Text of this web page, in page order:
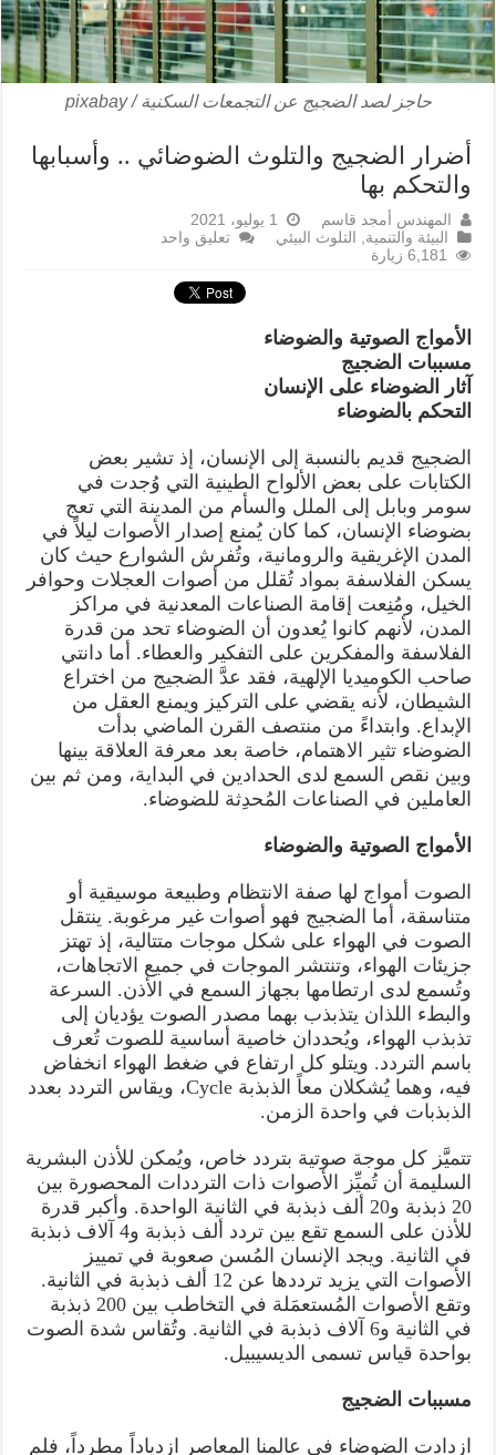
حاجز لصد الضجيج عن التجمعات السكنية / pixabay
أضرار الضجيج والتلوث الضوضائي .. وأسبابها
والتحكم بها
المهندس أمجد قاسم
1 يوليو، 2021
البيئة والتنمية, التلوث البيئي
تعليق واحد
6,181 زيارة
الأمواج الصوتية والضوضاء
مسببات الضجيج
آثار الضوضاء على الإنسان
التحكم بالضوضاء
الضجيج قديم بالنسبة إلى الإنسان، إذ تشير بعض
الكتابات على بعض الألواح الطينية التي وُجدت في
سومر وبابل إلى الملل والسأم من المدينة التي تعج
بضوضاء الإنسان، كما كان يُمنع إصدار الأصوات ليلاً في
المدن الإغريقية والرومانية، وتُفرش الشوارع حيث كان
يسكن الفلاسفة بمواد تُقلل من أصوات العجلات وحوافر
الخيل، ومُنِعت إقامة الصناعات المعدنية في مراكز
المدن، لأنهم كانوا يُعدون أن الضوضاء تحد من قدرة
الفلاسفة والمفكرين على التفكير والعطاء. أما دانتي
صاحب الكوميديا الإلهية، فقد عدَّ الضجيج من اختراع
الشيطان، لأنه يقضي على التركيز ويمنع العقل من
الإبداع. وابتداءً من منتصف القرن الماضي بدأت
الضوضاء تثير الاهتمام، خاصة بعد معرفة العلاقة بينها
وبين نقص السمع لدى الحدادين في البداية، ومن ثم بين
العاملين في الصناعات المُحدِثة للضوضاء.
الأمواج الصوتية والضوضاء
الصوت أمواج لها صفة الانتظام وطبيعة موسيقية أو
متناسقة، أما الضجيج فهو أصوات غير مرغوبة. ينتقل
الصوت في الهواء على شكل موجات متتالية، إذ تهتز
جزيئات الهواء، وتنتشر الموجات في جميع الاتجاهات،
وتُسمع لدى ارتطامها بجهاز السمع في الأذن. السرعة
والبطء اللذان يتذبذب بهما مصدر الصوت يؤديان إلى
تذبذب الهواء، ويُحددان خاصية أساسية للصوت تُعرف
باسم التردد. ويتلو كل ارتفاع في ضغط الهواء انخفاض
فيه، وهما يُشكلان معاً الذبذبة Cycle، ويقاس التردد بعدد
الذبذبات في واحدة الزمن.
تتميَّز كل موجة صوتية بتردد خاص، ويُمكن للأذن البشرية
السليمة أن تُميِّز الأصوات ذات الترددات المحصورة بين
20 ذبذبة و20 ألف ذبذبة في الثانية الواحدة. وأكبر قدرة
للأذن على السمع تقع بين تردد ألف ذبذبة و4 آلاف ذبذبة
في الثانية. ويجد الإنسان المُسن صعوبة في تمييز
الأصوات التي يزيد ترددها عن 12 ألف ذبذبة في الثانية.
وتقع الأصوات المُستعمَلة في التخاطب بين 200 ذبذبة
في الثانية و6 آلاف ذبذبة في الثانية. وتُقاس شدة الصوت
بواحدة قياس تسمى الديسيبيل.
مسببات الضجيج
ازدادت الضوضاء في عالمنا المعاصر ازدياداً مطرداً، فلم